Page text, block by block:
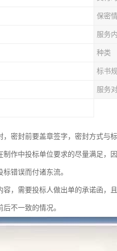
保密
服务
种类
标书
服务
密封前要盖章签字，密封方式与
作中投标单位要求的尽量满足，
错误而付诸东流。
，需要投标人做出单的承诺函，
不一致的情况。